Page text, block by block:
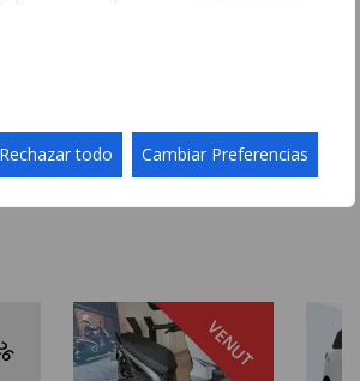
Cambiar Preferencias
Rechazar todo
selecció de vehicles que recentment
VENUT